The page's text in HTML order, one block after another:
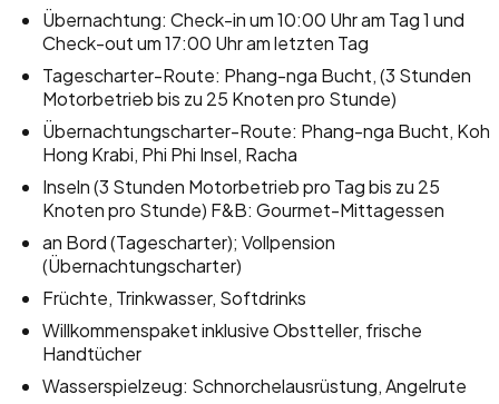
Übernachtung: Check-in um 10:00 Uhr am Tag 1 und
Check-out um 17:00 Uhr am letzten Tag
Tagescharter-Route: Phang-nga Bucht, (3 Stunden
Motorbetrieb bis zu 25 Knoten pro Stunde)
Übernachtungscharter-Route: Phang-nga Bucht, Koh
Hong Krabi, Phi Phi Insel, Racha
Inseln (3 Stunden Motorbetrieb pro Tag bis zu 25
Knoten pro Stunde) F&B: Gourmet-Mittagessen
an Bord (Tagescharter); Vollpension
(Übernachtungscharter)
Früchte, Trinkwasser, Softdrinks
Willkommenspaket inklusive Obstteller, frische
Handtücher
Wasserspielzeug: Schnorchelausrüstung, Angelrute